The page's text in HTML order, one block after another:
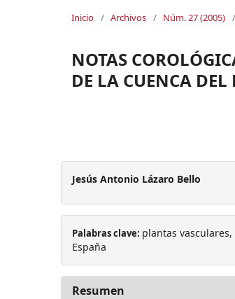
Inicio / Archivos / Núm. 27 (2005) /
NOTAS
DE LA CUENCA
Jesús Antonio Lázaro Bello
Palabras clave: plantas
España
Resumen